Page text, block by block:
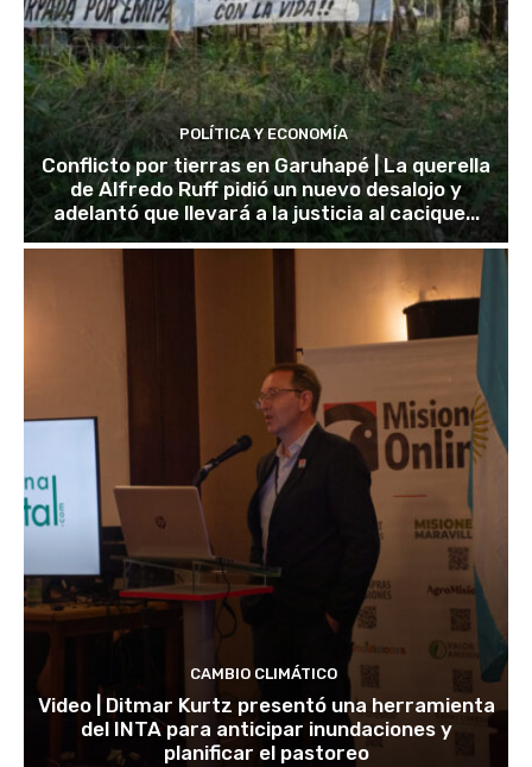
POLÍTICA Y ECONOMÍA
Conflicto por tierras en Garuhapé | La querella
de Alfredo Ruff pidió un nuevo desalojo y
adelantó que llevará a la justicia al cacique...
CAMBIO CLIMÁTICO
Video | Ditmar Kurtz presentó una herramienta
del INTA para anticipar inundaciones y
planificar el pastoreo